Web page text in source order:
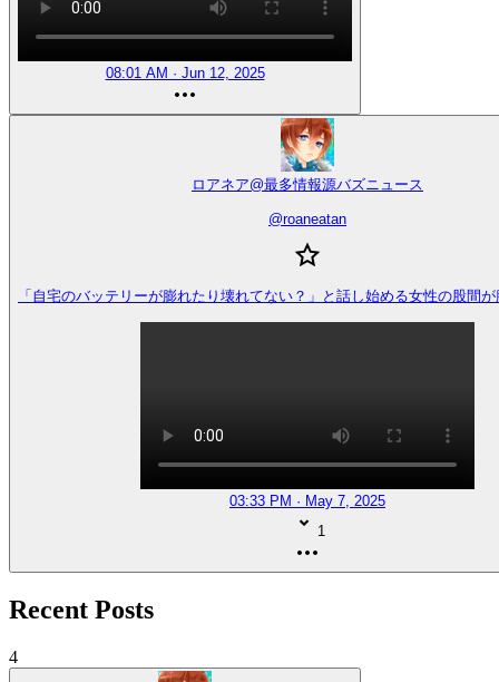
08:01 AM · Jun 12, 2025
ロアネア@最多情報源バズニュース
@roaneatan
「自宅のバッテリーが膨れたり壊れてない？」と話し始める女性の股間
03:33 PM · May 7, 2025
1
Recent Posts
4